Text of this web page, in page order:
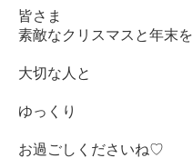
皆さま
素敵なクリスマスと年末を
大切な人と
ゆっくり
お過ごしくださいね♡